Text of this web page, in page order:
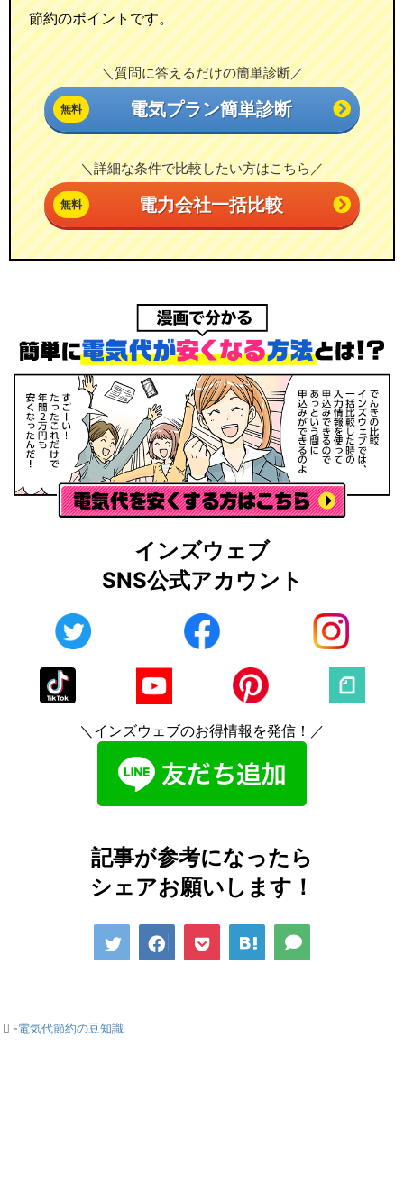
節約のポイントです。
＼質問に答えるだけの簡単診断／
電気プラン簡単診断
＼詳細な条件で比較したい方はこちら／
電力会社一括比較
インズウェブ
SNS公式アカウント
＼インズウェブのお得情報を発信！／
記事が参考になったら
シェアお願いします！
-電気代節約の豆知識